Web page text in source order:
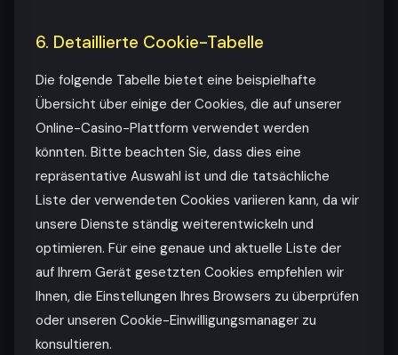
6. Detaillierte Cookie-Tabelle
Die folgende Tabelle bietet eine beispielhafte
Übersicht über einige der Cookies, die auf unserer
Online-Casino-Plattform verwendet werden
könnten. Bitte beachten Sie, dass dies eine
repräsentative Auswahl ist und die tatsächliche
Liste der verwendeten Cookies variieren kann, da wir
unsere Dienste ständig weiterentwickeln und
optimieren. Für eine genaue und aktuelle Liste der
auf Ihrem Gerät gesetzten Cookies empfehlen wir
Ihnen, die Einstellungen Ihres Browsers zu überprüfen
oder unseren Cookie-Einwilligungsmanager zu
konsultieren.